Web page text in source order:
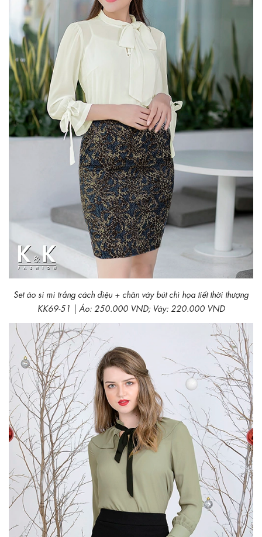
Set áo si mi trắng cách điệu + chân váy bút chì họa tiết thời thượng
KK69-51 | Áo: 250.000 VND; Váy: 220.000 VND